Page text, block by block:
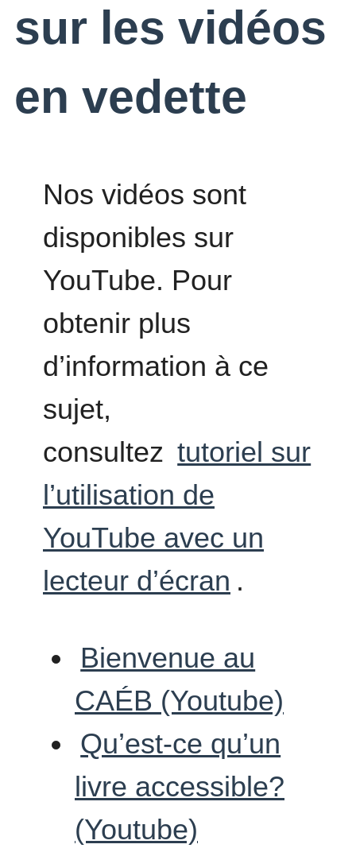
sur les vidéos
en vedette
Nos vidéos sont
disponibles sur
YouTube. Pour
obtenir plus
d’information à ce
sujet,
consultez tutoriel sur
l’utilisation de
YouTube avec un
lecteur d’écran .
Bienvenue au
CAÉB (Youtube)
Qu’est-ce qu’un
livre accessible?
(Youtube)